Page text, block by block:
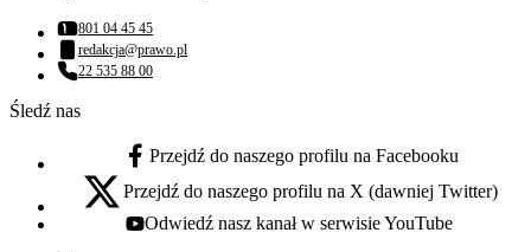
Numer telefonu:
801 04 45 45
Adres email:
redakcja@prawo.pl
Numer telefonu:
22 535 88 00
Śledź nas
facebook - otwiera się w nowej karcie
Przejdź do naszego profilu na Facebooku
x - otwiera się w nowej karcie
Przejdź do naszego profilu na X (dawniej Twitter)
youtube - otwiera się w nowej karcie
Odwiedź nasz kanał w serwisie YouTube